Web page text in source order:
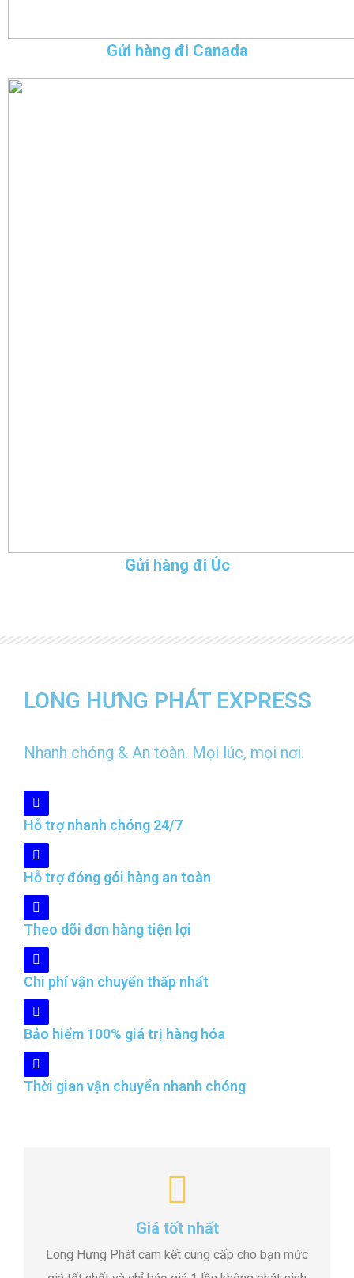
Gửi hàng đi Canada
Gửi hàng đi Úc
LONG HƯNG PHÁT EXPRESS
Nhanh chóng & An toàn. Mọi lúc, mọi nơi.
Hỗ trợ nhanh chóng 24/7
Hỗ trợ đóng gói hàng an toàn
Theo dõi đơn hàng tiện lợi
Chi phí vận chuyển thấp nhất
Bảo hiểm 100% giá trị hàng hóa
Thời gian vận chuyển nhanh chóng
Giá tốt nhất
Long Hưng Phát cam kết cung cấp cho bạn mức